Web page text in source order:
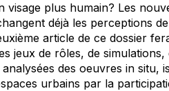
plus humain? Les
déjà les perceptions
article de ce dossier
jeux de rôles, de
des oeuvres in situ,
urbains par la